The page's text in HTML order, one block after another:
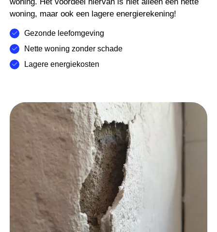
woning, maar ook een lagere energierekening!
Gezonde leefomgeving
Nette woning zonder schade
Lagere energiekosten